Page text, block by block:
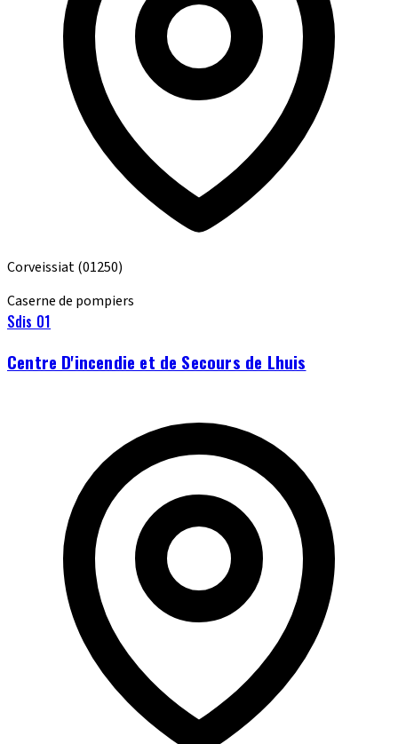
Corveissiat(01250)
Caserne de pompiers
Sdis 01
Centre D'incendie et de Secours de Lhuis